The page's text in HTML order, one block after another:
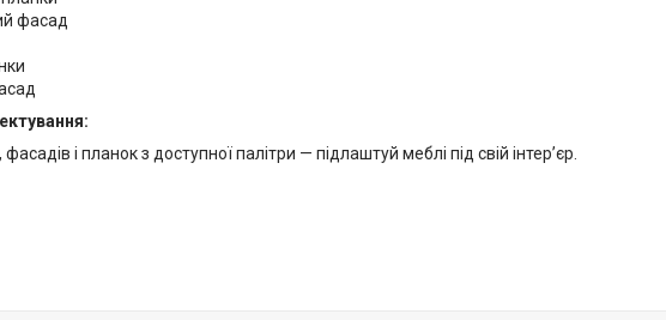
фасад
і планок з доступної палітри — підлаштуй меблі під свій інтер’єр.